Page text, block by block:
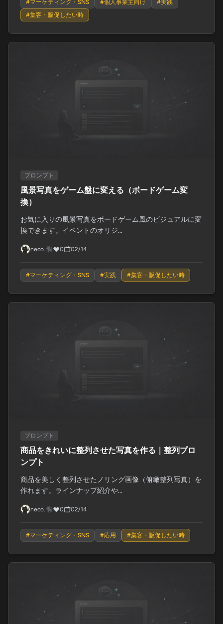
#マーケティング・SNS #個人事業主向け #実践
#集客・販促したい時
プロンプト
風景写真をゲーム盤に変える（ボードゲーム変
換）
お気に入りの風景写真をボードゲーム風のビジュアルに変
換できます。イベントのオリジ...
neco.🐈‍⬛ 0 02/14
#マーケティング・SNS #実践 #集客・販促したい時
プロンプト
商品をきれいに整列させた写真を作る｜整列プロ
ンプト
商品を美しく整列させたノリング画像（俯瞰整列写真）を
作れます。ラインナップ紹介や...
neco.🐈‍⬛ 0 02/14
#マーケティング・SNS #応用 #集客・販促したい時